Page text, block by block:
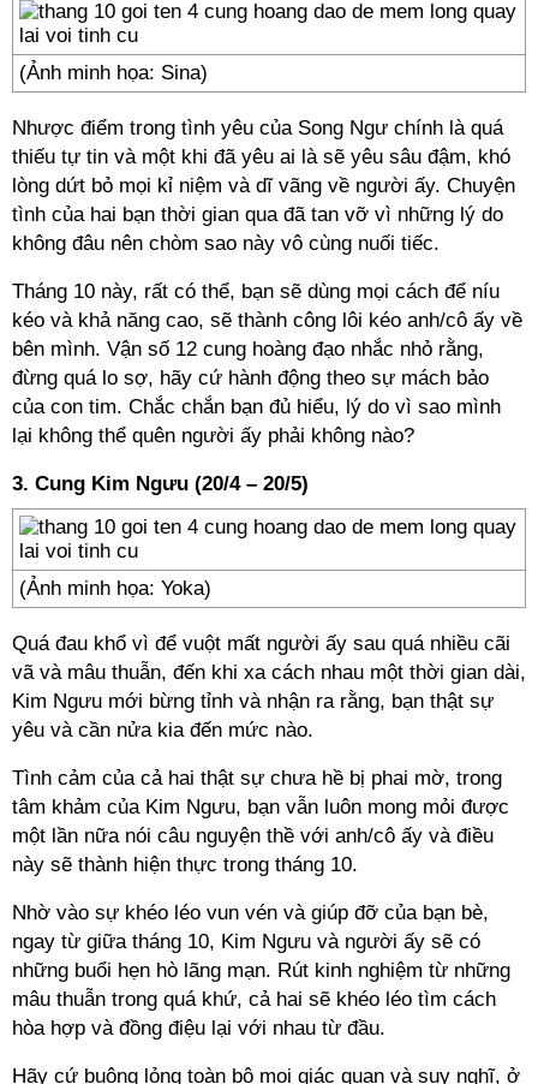
(Ảnh minh họa: Sina)
Nhược điểm trong tình yêu của Song Ngư chính là quá
thiếu tự tin và một khi đã yêu ai là sẽ yêu sâu đậm, khó
lòng dứt bỏ mọi kỉ niệm và dĩ vãng về người ấy. Chuyện
tình của hai bạn thời gian qua đã tan vỡ vì những lý do
không đâu nên chòm sao này vô cùng nuối tiếc.
Tháng 10 này, rất có thể, bạn sẽ dùng mọi cách để níu
kéo và khả năng cao, sẽ thành công lôi kéo anh/cô ấy về
bên mình. Vận số 12 cung hoàng đạo nhắc nhỏ rằng,
đừng quá lo sợ, hãy cứ hành động theo sự mách bảo
của con tim. Chắc chắn bạn đủ hiểu, lý do vì sao mình
lại không thể quên người ấy phải không nào?
3. Cung Kim Ngưu (20/4 – 20/5)
(Ảnh minh họa: Yoka)
Quá đau khổ vì để vuột mất người ấy sau quá nhiều cãi
vã và mâu thuẫn, đến khi xa cách nhau một thời gian dài,
Kim Ngưu mới bừng tỉnh và nhận ra rằng, bạn thật sự
yêu và cần nửa kia đến mức nào.
Tình cảm của cả hai thật sự chưa hề bị phai mờ, trong
tâm khảm của Kim Ngưu, bạn vẫn luôn mong mỏi được
một lần nữa nói câu nguyện thề với anh/cô ấy và điều
này sẽ thành hiện thực trong tháng 10.
Nhờ vào sự khéo léo vun vén và giúp đỡ của bạn bè,
ngay từ giữa tháng 10, Kim Ngưu và người ấy sẽ có
những buổi hẹn hò lãng mạn. Rút kinh nghiệm từ những
mâu thuẫn trong quá khứ, cả hai sẽ khéo léo tìm cách
hòa hợp và đồng điệu lại với nhau từ đầu.
Hãy cứ buông lỏng toàn bộ mọi giác quan và suy nghĩ, ở